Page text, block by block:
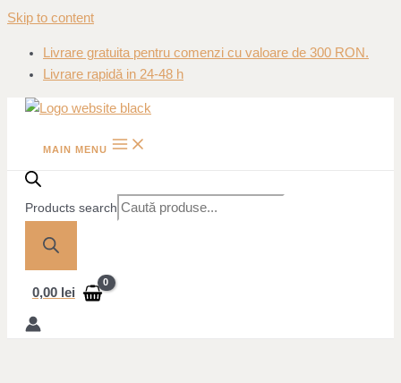
Skip to content
Livrare gratuita pentru comenzi cu valoare de 300 RON.
Livrare rapidă in 24-48 h
MAIN MENU
Products search
0,00 lei